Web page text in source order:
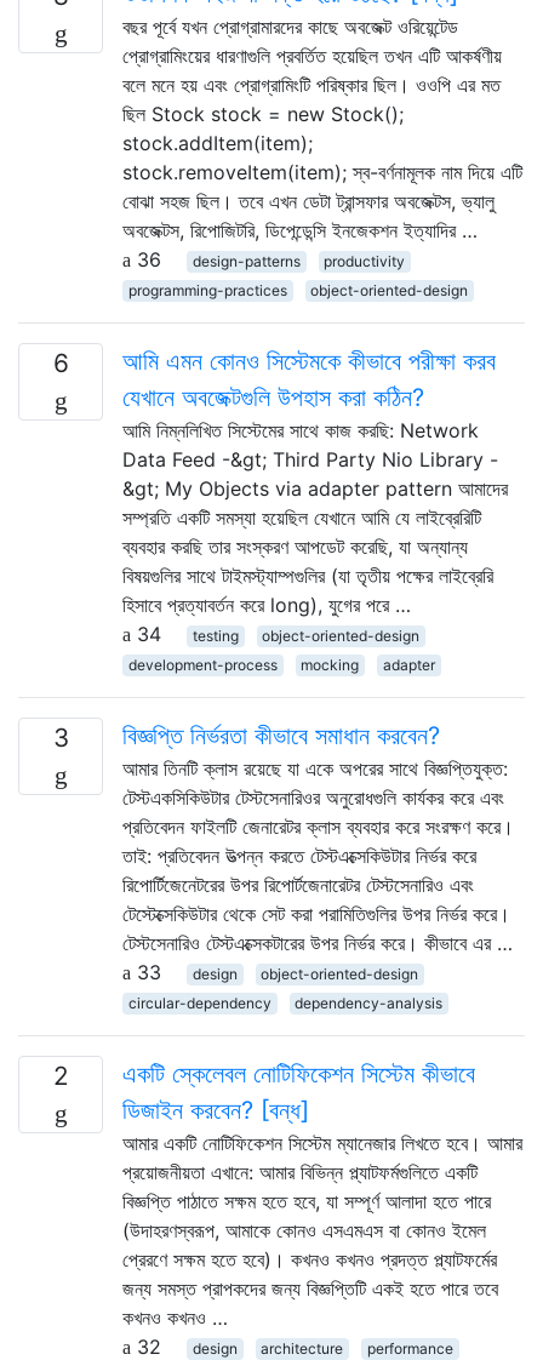
বছর পূর্বে যখন প্রোগ্রামারদের কাছে অবজেক্ট ওরিয়েন্টেড
প্রোগ্রামিংয়ের ধারণাগুলি প্রবর্তিত হয়েছিল তখন এটি আকর্ষণীয়
বলে মনে হয় এবং প্রোগ্রামিংটি পরিষ্কার ছিল। ওওপি এর মত
ছিল Stock stock = new Stock();
stock.addItem(item);
stock.removeItem(item); স্ব-বর্ণনামূলক নাম দিয়ে এটি
বোঝা সহজ ছিল। তবে এখন ডেটা ট্রান্সফার অবজেক্টস, ভ্যালু
অবজেক্টস, রিপোজিটরি, ডিপেন্ডেন্সি ইনজেকশন ইত্যাদির …
36
design-patterns
productivity
programming-practices
object-oriented-design
6
আমি এমন কোনও সিস্টেমকে কীভাবে পরীক্ষা করব
যেখানে অবজেক্টগুলি উপহাস করা কঠিন?
আমি নিম্নলিখিত সিস্টেমের সাথে কাজ করছি: Network
Data Feed -&gt; Third Party Nio Library -
&gt; My Objects via adapter pattern আমাদের
সম্প্রতি একটি সমস্যা হয়েছিল যেখানে আমি যে লাইব্রেরিটি
ব্যবহার করছি তার সংস্করণ আপডেট করেছি, যা অন্যান্য
বিষয়গুলির সাথে টাইমস্ট্যাম্পগুলির (যা তৃতীয় পক্ষের লাইব্রেরি
হিসাবে প্রত্যাবর্তন করে long), যুগের পরে …
34
testing
object-oriented-design
development-process
mocking adapter
3 বিজ্ঞপ্তি নির্ভরতা কীভাবে সমাধান করবেন?
আমার তিনটি ক্লাস রয়েছে যা একে অপরের সাথে বিজ্ঞপ্তিযুক্ত:
টেস্টএকসিকিউটার টেস্টসেনারিওর অনুরোধগুলি কার্যকর করে এবং
প্রতিবেদন ফাইলটি জেনারেটর ক্লাস ব্যবহার করে সংরক্ষণ করে।
তাই: প্রতিবেদন উত্পন্ন করতে টেস্টএক্সেকিউটার নির্ভর করে
রিপোর্টিজেনেটরের উপর রিপোর্টজেনারেটর টেস্টসেনারিও এবং
টেস্টেক্সেকিউটার থেকে সেট করা পরামিতিগুলির উপর নির্ভর করে।
টেস্টসেনারিও টেস্টএক্সেকটারের উপর নির্ভর করে। কীভাবে এর …
33
design
object-oriented-design
circular-dependency
dependency-analysis
2
একটি স্কেলেবল নোটিফিকেশন সিস্টেম কীভাবে
ডিজাইন করবেন? [বন্ধ]
আমার একটি নোটিফিকেশন সিস্টেম ম্যানেজার লিখতে হবে। আমার
প্রয়োজনীয়তা এখানে: আমার বিভিন্ন প্ল্যাটফর্মগুলিতে একটি
বিজ্ঞপ্তি পাঠাতে সক্ষম হতে হবে, যা সম্পূর্ণ আলাদা হতে পারে
(উদাহরণস্বরূপ, আমাকে কোনও এসএমএস বা কোনও ইমেল
প্রেরণে সক্ষম হতে হবে)। কখনও কখনও প্রদত্ত প্ল্যাটফর্মের
জন্য সমস্ত প্রাপকদের জন্য বিজ্ঞপ্তিটি একই হতে পারে তবে
কখনও কখনও …
32
design architecture
performance